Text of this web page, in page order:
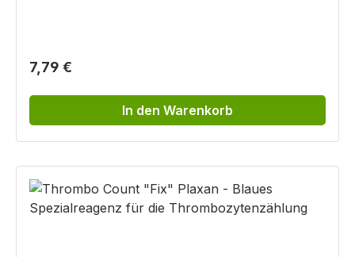
Regulärer Preis:
7,79 €
In den Warenkorb